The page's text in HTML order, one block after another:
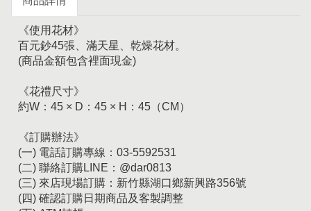
《使用花材》
百元鈔45張、滿天星、乾燥花材。
(商品金額包含裡面現金)
《花禮尺寸》
約W：45 × D：45 × H：45（CM）
《訂購辦法》
(一) 電話訂購專線：03-5592531
(二) 聯絡訂購LINE：@dar0813
(三) 來店現場訂購：新竹縣湖口鄉新興路356號
(四) 確認訂購日期商品及客製調整